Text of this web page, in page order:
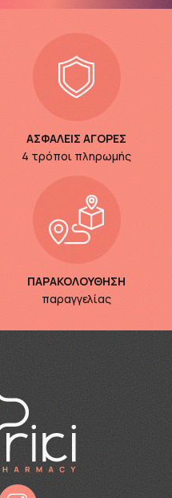
ΑΣΦΑΛΕΙΣ ΑΓΟΡΕΣ
4 τρόποι πληρωμής
ΠΑΡΑΚΟΛΟΥΘΗΣΗ
παραγγελίας